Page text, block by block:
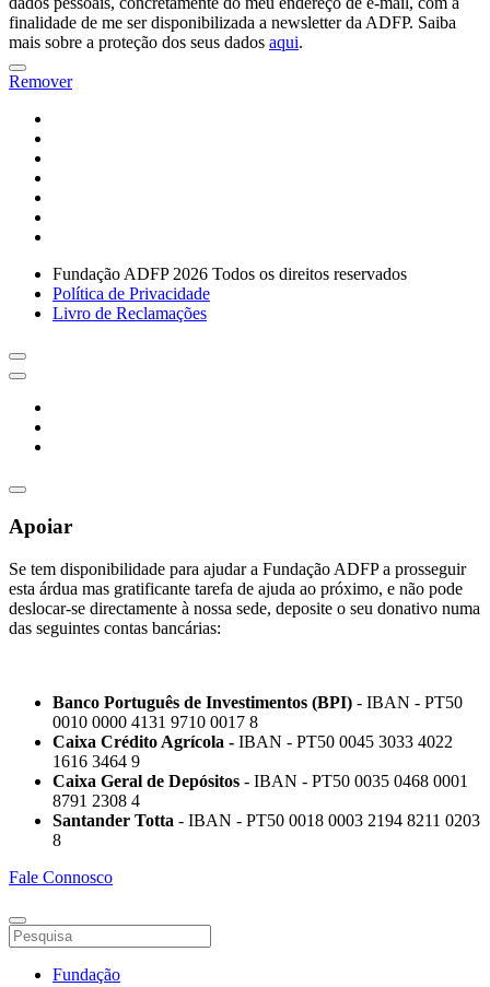
finalidade de me ser disponibilizada a newsletter da ADFP. Saiba
mais sobre a proteção dos seus dados aqui.
Remover
Fundação ADFP 2026 Todos os direitos reservados
Política de Privacidade
Livro de Reclamações
Apoiar
Se tem disponibilidade para ajudar a Fundação ADFP a prosseguir
esta árdua mas gratificante tarefa de ajuda ao próximo, e não pode
deslocar-se directamente à nossa sede, deposite o seu donativo numa
das seguintes contas bancárias:
Banco Português de Investimentos (BPI) - IBAN - PT50
0010 0000 4131 9710 0017 8
Caixa Crédito Agrícola - IBAN - PT50 0045 3033 4022
1616 3464 9
Caixa Geral de Depósitos - IBAN - PT50 0035 0468 0001
8791 2308 4
Santander Totta - IBAN - PT50 0018 0003 2194 8211 0203
8
Fale Connosco
Fundação